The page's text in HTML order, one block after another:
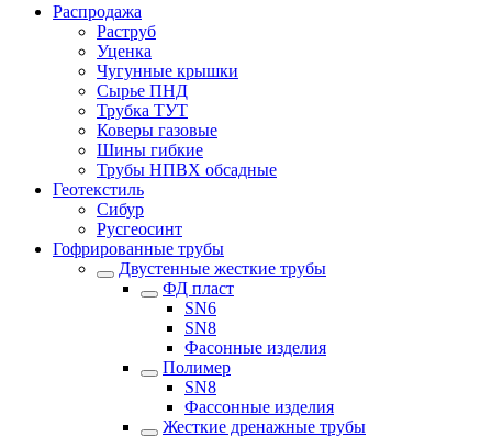
Распродажа
Раструб
Уценка
Чугунные крышки
Сырье ПНД
Трубка ТУТ
Коверы газовые
Шины гибкие
Трубы НПВХ обсадные
Геотекстиль
Сибур
Русгеосинт
Гофрированные трубы
Двустенные жесткие трубы
ФД пласт
SN6
SN8
Фасонные изделия
Полимер
SN8
Фассонные изделия
Жесткие дренажные трубы